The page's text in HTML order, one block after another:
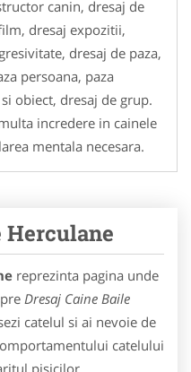
canin, dresaj de
dresaj expozitii,
dresaj de paza,
persoana, paza
obiect, dresaj de grup.
incredere in cainele
mentala necesara.
Herculane
reprezinta pagina unde
Dresaj Caine Baile
catelul si ai nevoie de
catelului
pisicilor,